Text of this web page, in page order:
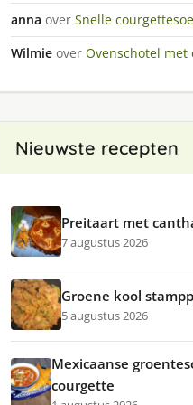
anna over Snelle
Wilmie over Ovenschotel
Nieuwste recepten
Preitaart met
7 augustus 2026
Groene kool
5 augustus 2026
Mexicaanse
courgette